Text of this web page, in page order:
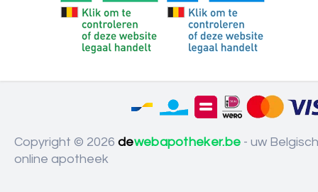
Copyright © 2026 dewebapotheker.be - uw
online apotheek